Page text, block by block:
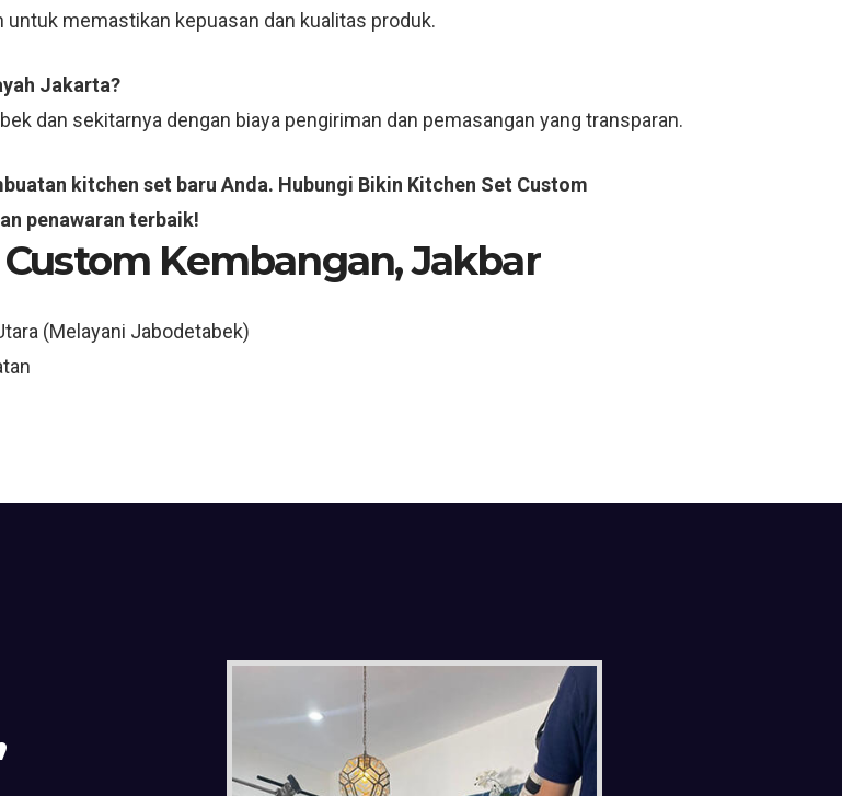
memastikan kepuasan dan kualitas produk.
Jakarta?
dan sekitarnya dengan biaya pengiriman dan pemasangan yang transparan.
kitchen set baru Anda. Hubungi Bikin Kitchen Set Custom
penawaran terbaik!
Kembangan, Jakbar
(Melayani Jabodetabek)